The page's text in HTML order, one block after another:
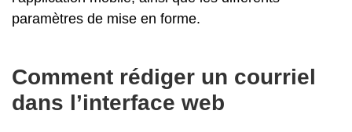
paramètres de mise en forme.
Comment rédiger un courriel
dans l’interface web